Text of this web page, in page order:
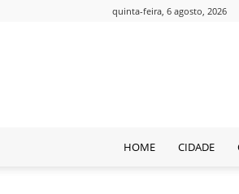
quinta-feira, 6 agosto, 2026
HOME CIDADE